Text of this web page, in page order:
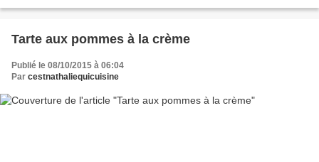
Tarte aux pommes à la crème
Publié le 08/10/2015 à 06:04
Par cestnathaliequicuisine